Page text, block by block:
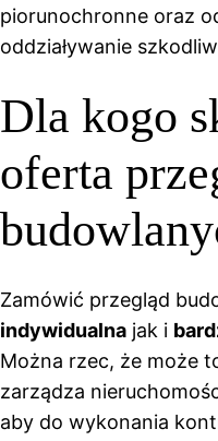
piorunochronne oraz
oddziaływanie
Dla kogo
oferta
Zamówić przegląd
indywidualna jak i
Można rzec, że może
zarządza
aby do wykonania